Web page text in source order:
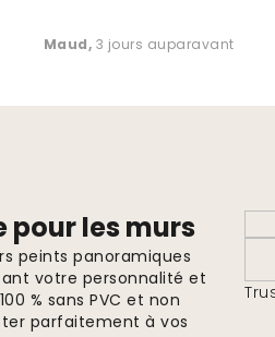
Maud, 3 jours auparavant
les murs
peints panoramiques
votre personnalité et
% sans PVC et non
parfaitement à vos